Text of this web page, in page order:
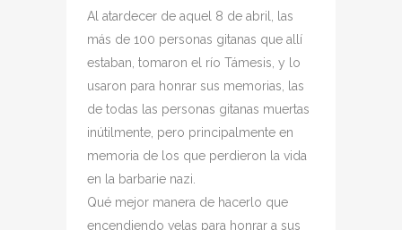
Al atardecer de aquel 8 de abril, las
más de 100 personas gitanas que allí
estaban, tomaron el río Támesis, y lo
usaron para honrar sus memorias, las
de todas las personas gitanas muertas
inútilmente, pero principalmente en
memoria de los que perdieron la vida
en la barbarie nazi.
Qué mejor manera de hacerlo que
encendiendo velas para honrar a sus